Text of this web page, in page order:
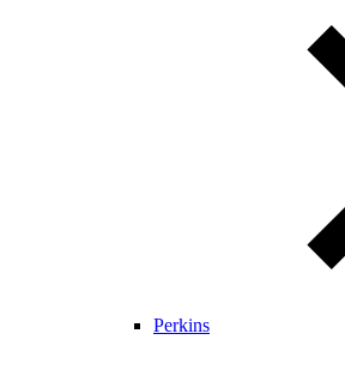
Perkins